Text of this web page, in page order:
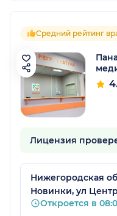
Средний рейтинг
Лицензия
Нижегородская
Новинки, ул
Откроется в